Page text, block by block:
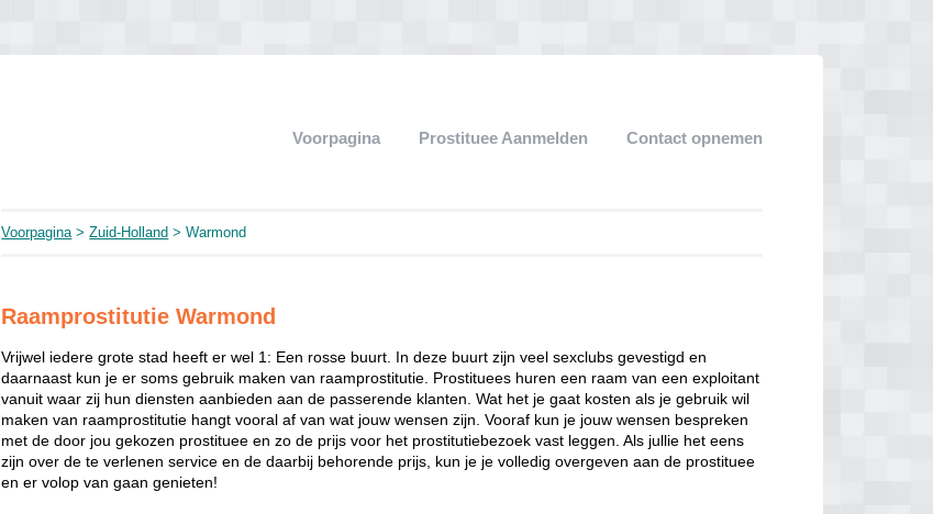
Voorpagina Prostituee Aanmelden Contact opnemen
Voorpagina>Zuid-Holland > Warmond
Raamprostitutie Warmond
Vrijwel iedere grote stad heeft er wel 1: Een rosse buurt. In deze buurt zijn veel sexclubs gevestigd en
daarnaast kun je er soms gebruik maken van raamprostitutie. Prostituees huren een raam van een exploitant
vanuit waar zij hun diensten aanbieden aan de passerende klanten. Wat het je gaat kosten als je gebruik wil
maken van raamprostitutie hangt vooral af van wat jouw wensen zijn. Vooraf kun je jouw wensen bespreken
met de door jou gekozen prostituee en zo de prijs voor het prostitutiebezoek vast leggen. Als jullie het eens
zijn over de te verlenen service en de daarbij behorende prijs, kun je je volledig overgeven aan de prostituee
en er volop van gaan genieten!